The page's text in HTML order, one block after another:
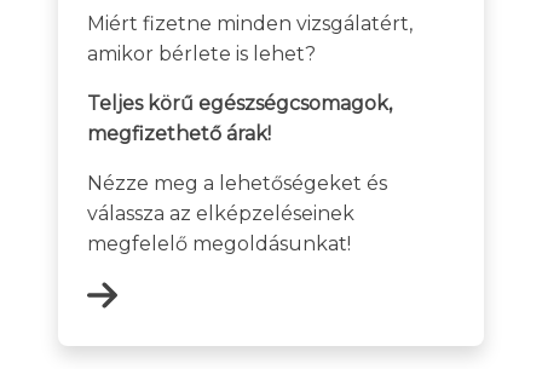
Miért fizetne minden vizsgálatért,
amikor bérlete is lehet?
Teljes körű egészségcsomagok,
megfizethető árak!
Nézze meg a lehetőségeket és
válassza az elképzeléseinek
megfelelő megoldásunkat!